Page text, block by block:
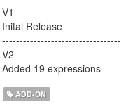
V1
Inital Release
----------------------------------
V2
Added 19 expressions
ADD-ON